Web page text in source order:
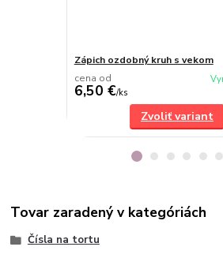
Zápich ozdobný kruh s vekom
cena od
6,50 €/ks
Zvoliť variant
Tovar zaradený v kategóriách
Čísla na tortu